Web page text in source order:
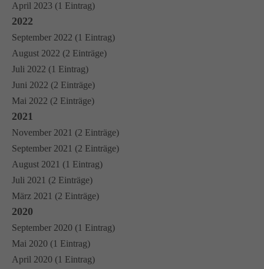
April 2023 (1 Eintrag)
2022
September 2022 (1 Eintrag)
August 2022 (2 Einträge)
Juli 2022 (1 Eintrag)
Juni 2022 (2 Einträge)
Mai 2022 (2 Einträge)
2021
November 2021 (2 Einträge)
September 2021 (2 Einträge)
August 2021 (1 Eintrag)
Juli 2021 (2 Einträge)
März 2021 (2 Einträge)
2020
September 2020 (1 Eintrag)
Mai 2020 (1 Eintrag)
April 2020 (1 Eintrag)